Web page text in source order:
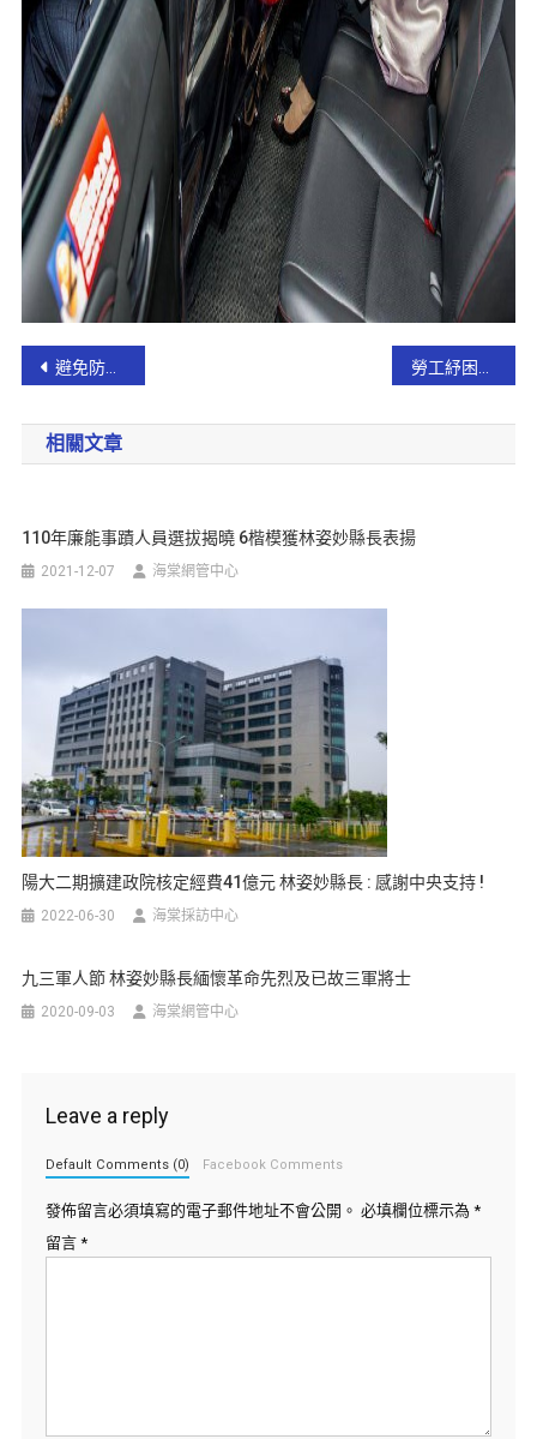
避免防疫破口 宜蘭國中周邊緊急消毒
相關文章
110年廉能事蹟人員選拔揭曉 6楷模獲林姿妙縣長表揚
2021-12-07 海棠網管中心
陽大二期擴建政院核定經費41億元 林姿妙縣長 : 感謝中央支持 !
2022-06-30 海棠採訪中心
九三軍人節 林姿妙縣長緬懷革命先烈及已故三軍將士
2020-09-03 海棠網管中心
Leave a reply
Default Comments (0) Facebook Comments
發佈留言必須填寫的電子郵件地址不會公開。 必填欄位標示為 *
留言 *